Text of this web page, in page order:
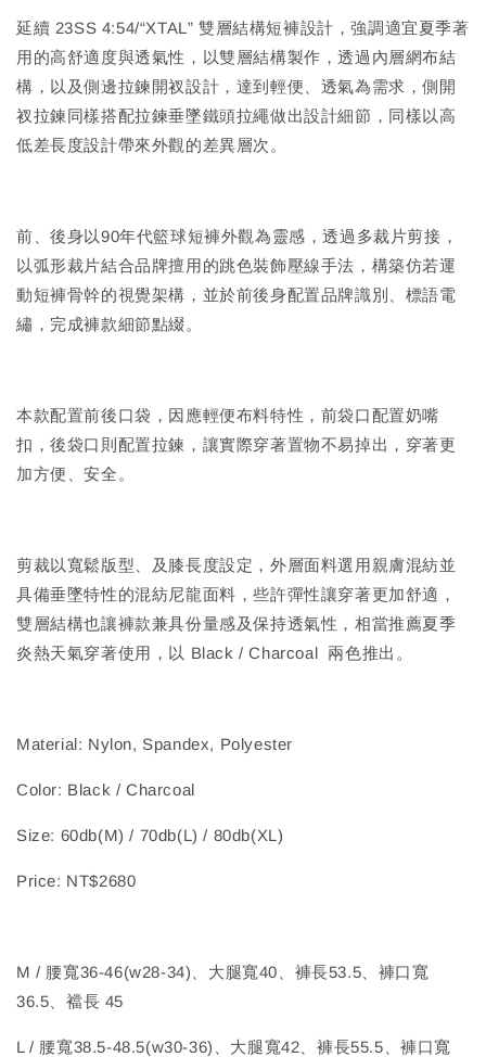
延續 23SS 4:54/“XTAL” 雙層結構短褲設計，強調適宜夏季著
用的高舒適度與透氣性，以雙層結構製作，透過內層網布結
構，以及側邊拉鍊開衩設計，達到輕便、透氣為需求，側開
衩拉鍊同樣搭配拉鍊垂墜鐵頭拉繩做出設計細節，同樣以高
低差長度設計帶來外觀的差異層次。
前、後身以90年代籃球短褲外觀為靈感，透過多裁片剪接，
以弧形裁片結合品牌擅用的跳色裝飾壓線手法，構築仿若運
動短褲骨幹的視覺架構，並於前後身配置品牌識別、標語電
繡，完成褲款細節點綴。
本款配置前後口袋，因應輕便布料特性，前袋口配置奶嘴
扣，後袋口則配置拉鍊，讓實際穿著置物不易掉出，穿著更
加方便、安全。
剪裁以寬鬆版型、及膝長度設定，外層面料選用親膚混紡並
具備垂墜特性的混紡尼龍面料，些許彈性讓穿著更加舒適，
雙層結構也讓褲款兼具份量感及保持透氣性，相當推薦夏季
炎熱天氣穿著使用，以 Black / Charcoal 兩色推出。
Material: Nylon, Spandex, Polyester
Color: Black / Charcoal
Size: 60db(M) / 70db(L) / 80db(XL)
Price: NT$2680
M / 腰寬36-46(w28-34)、大腿寬40、褲長53.5、褲口寬
36.5、襠長 45
L / 腰寬38.5-48.5(w30-36)、大腿寬42、褲長55.5、褲口寬